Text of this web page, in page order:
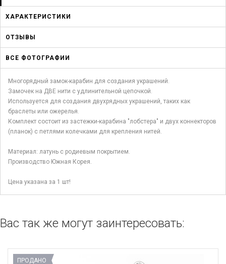
ХАРАКТЕРИСТИКИ
ОТЗЫВЫ
ВСЕ ФОТОГРАФИИ
Многорядный замок-карабин для создания украшений.
Замочек на ДВЕ нити с удлинительной цепочкой.
Используется для создания двухрядных украшений, таких как
браслеты или ожерелья.
Комплект состоит из застежки-карабина "лобстера" и двух коннекторов
(планок) с петлями колечками для крепления нитей.
Материал: латунь с родиевым покрытием.
Производство Южная Корея.
Цена указана за 1 шт!
Вас так же могут заинтересовать:
ПРОДАНО